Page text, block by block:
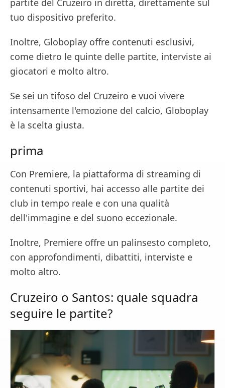
partite del Cruzeiro in diretta, direttamente sul
tuo dispositivo preferito.
Inoltre, Globoplay offre contenuti esclusivi,
come dietro le quinte delle partite, interviste ai
giocatori e molto altro.
Se sei un tifoso del Cruzeiro e vuoi vivere
intensamente l'emozione del calcio, Globoplay
è la scelta giusta.
prima
Con Premiere, la piattaforma di streaming di
contenuti sportivi, hai accesso alle partite dei
club in tempo reale e con una qualità
dell'immagine e del suono eccezionale.
Inoltre, Premiere offre un palinsesto completo,
con approfondimenti, dibattiti, interviste e
molto altro.
Cruzeiro o Santos: quale squadra
seguire le partite?